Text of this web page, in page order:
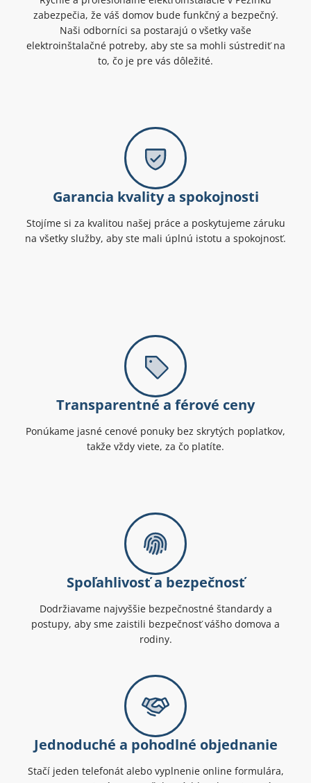
zabezpečia, že váš domov bude funkčný a bezpečný.
Naši odborníci sa postarajú o všetky vaše
elektroinštalačné potreby, aby ste sa mohli sústrediť na
to, čo je pre vás dôležité.
Garancia kvality a spokojnosti
Stojíme si za kvalitou našej práce a poskytujeme záruku
na všetky služby, aby ste mali úplnú istotu a spokojnosť.
Transparentné a férové ceny
Ponúkame jasné cenové ponuky bez skrytých poplatkov,
takže vždy viete, za čo platíte.
Spoľahlivosť a bezpečnosť
Dodržiavame najvyššie bezpečnostné štandardy a
postupy, aby sme zaistili bezpečnosť vášho domova a
rodiny.
Jednoduché a pohodlné objednanie
Stačí jeden telefonát alebo vyplnenie online formulára,